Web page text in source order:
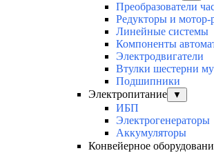
Преобразователи
Редукторы и мотор-
Линейные системы
Компоненты
Электродвигатели
Втулки шестерни
Подшипники
Электропитание
▼
ИБП
Электрогенераторы
Аккумуляторы
Конвейерное